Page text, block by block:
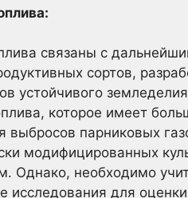
связаны с
сортов,
устойчивого
которое имеет
выбросов парниковых
модифицированных
Однако, необходимо
исследования для